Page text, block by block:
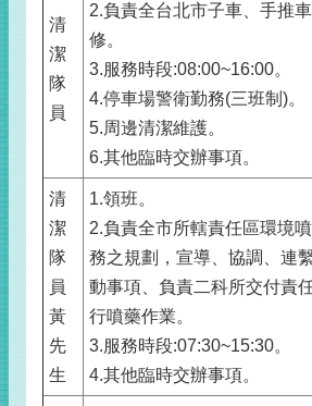
清
潔
隊
員
2.負責全台北市子車、手推
修。
3.服務時段:08:00~16:00。
4.停車場警衛勤務(三班制)。
5.周邊清潔維護。
6.其他臨時交辦事項。
清
潔
隊
員
黃
先
生
1.領班。
2.負責全市所轄責任區環境
務之規劃，宣導、協調、連
動事項、負責二科所交付責
行噴藥作業。
3.服務時段:07:30~15:30。
4.其他臨時交辦事項。